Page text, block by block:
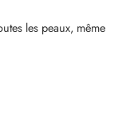
les peaux, même